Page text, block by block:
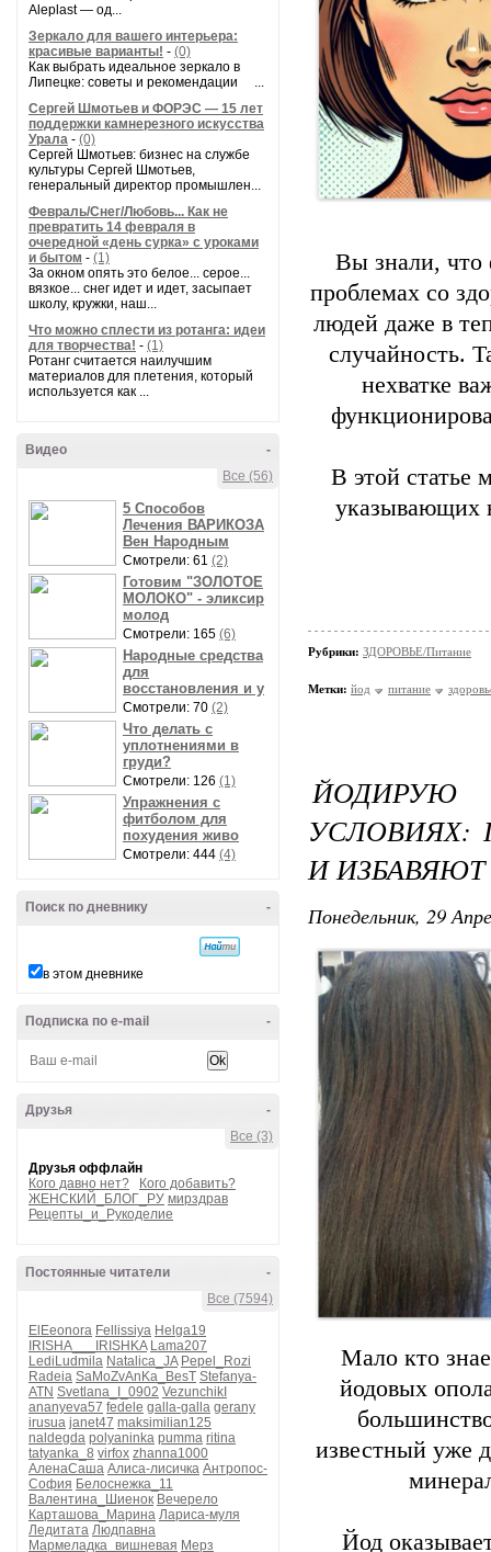
Aleplast — од...
Зеркало для вашего интерьера:
красивые варианты! - (0)
Как выбрать идеальное зеркало в
Липецке: советы и рекомендации ...
Сергей Шмотьев и ФОРЭС — 15 лет
поддержки камнерезного искусства
Урала - (0)
Сергей Шмотьев: бизнес на службе
культуры Сергей Шмотьев,
генеральный директор промышлен...
Февраль/Снег/Любовь... Как не
превратить 14 февраля в
очередной «день сурка» с уроками
и бытом - (1)
За окном опять это белое... серое...
вязкое... снег идет и идет, засыпает
школу, кружки, наш...
Что можно сплести из ротанга: идеи
для творчества! - (1)
Ротанг считается наилучшим
материалов для плетения, который
используется как ...
-
Видео
Все (56)
5 Способов
Лечения ВАРИКОЗА
Вен Народным
Смотрели: 61 (2)
Готовим "ЗОЛОТОЕ
МОЛОКО" - эликсир
молод
Смотрели: 165 (6)
Народные средства
для
восстановления и у
Смотрели: 70 (2)
Что делать с
уплотнениями в
груди?
Смотрели: 126 (1)
Упражнения с
фитболом для
похудения живо
Смотрели: 444 (4)
-
Поиск по дневнику
в этом дневнике
-
Подписка по e-mail
-
Друзья
Все (3)
Друзья оффлайн
Кого давно нет?
Кого добавить?
ЖЕНСКИЙ_БЛОГ_РУ мирздрав
Рецепты_и_Рукоделие
-
Постоянные читатели
Все (7594)
ElEeonora Fellissiya Helga19
IRISHA___IRISHKA Lama207
LediLudmila Natalica_JA Pepel_Rozi
Radeia SaMoZvAnKa_BesT Stefanya-
ATN Svetlana_I_0902 VezunchikI
ananyeva57 fedele galla-galla gerany
irusua janet47 maksimilian125
naldegda polyaninka pumma ritina
tatyanka_8 virfox zhanna1000
АленаСаша Алиса-лисичка Антропос-
София Белоснежка_11
Валентина_Шиенок Вечерело
Карташова_Марина Лариса-муля
Ледитата Людпавна
Мармеладка_вишневая Мерз
Вы знали, что
проблемах со
людей даже в
случайность.
нехватке
В этой статье
указывающих
Рубрики: ЗДОРОВЬЕ/Питание
Метки: йод питание
УСЛОВИЯХ:
И
Понедельник, 29
Мало кто
йодовых
известный уже
Йод